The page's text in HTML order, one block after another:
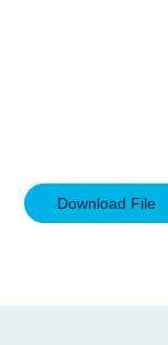
Download File